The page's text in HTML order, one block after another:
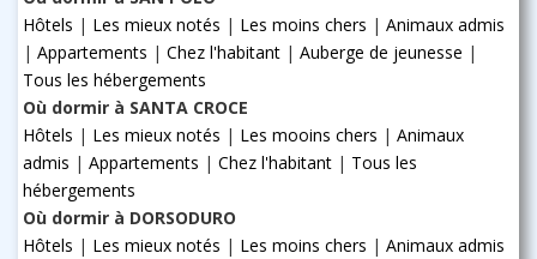
Hôtels | Les mieux notés | Les moins chers | Animaux admis
| Appartements | Chez l'habitant | Auberge de jeunesse |
Tous les hébergements
Où dormir à SANTA CROCE
Hôtels | Les mieux notés | Les mooins chers | Animaux
admis | Appartements | Chez l'habitant | Tous les
hébergements
Où dormir à DORSODURO
Hôtels | Les mieux notés | Les moins chers | Animaux admis